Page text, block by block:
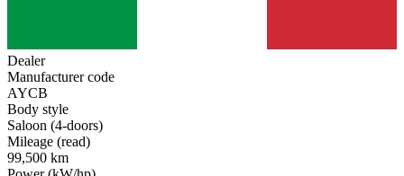
Dealer
Manufacturer code
AYCB
Body style
Saloon (4-doors)
Mileage (read)
99,500 km